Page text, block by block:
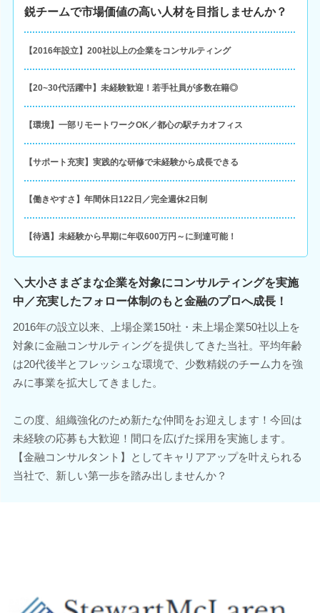
鋭チームで市場価値の高い人材を目指しませんか？
【2016年設立】200社以上の企業をコンサルティング
【20~30代活躍中】未経験歓迎！若手社員が多数在籍◎
【環境】一部リモートワークOK／都心の駅チカオフィス
【サポート充実】実践的な研修で未経験から成長できる
【働きやすさ】年間休日122日／完全週休2日制
【待遇】未経験から早期に年収600万円～に到達可能！
＼大小さまざまな企業を対象にコンサルティングを実施
中／充実したフォロー体制のもと金融のプロへ成長！
2016年の設立以来、上場企業150社・未上場企業50社以上を
対象に金融コンサルティングを提供してきた当社。平均年齢
は20代後半とフレッシュな環境で、少数精鋭のチーム力を強
みに事業を拡大してきました。
この度、組織強化のため新たな仲間をお迎えします！今回は
未経験の応募も大歓迎！間口を広げた採用を実施します。
【金融コンサルタント】としてキャリアアップを叶えられる
当社で、新しい第一歩を踏み出しませんか？